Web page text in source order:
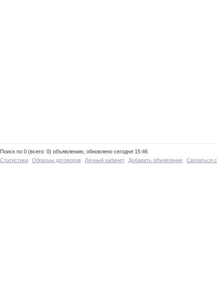
Поиск по 0 (всего: 0) объявлению, обновлено сегодня 15:46
Статистика
Образцы договоров Личный кабинет Добавить объявление Связаться